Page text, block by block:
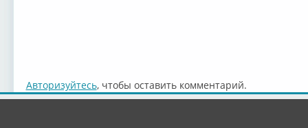
Авторизуйтесь, чтобы оставить комментарий.